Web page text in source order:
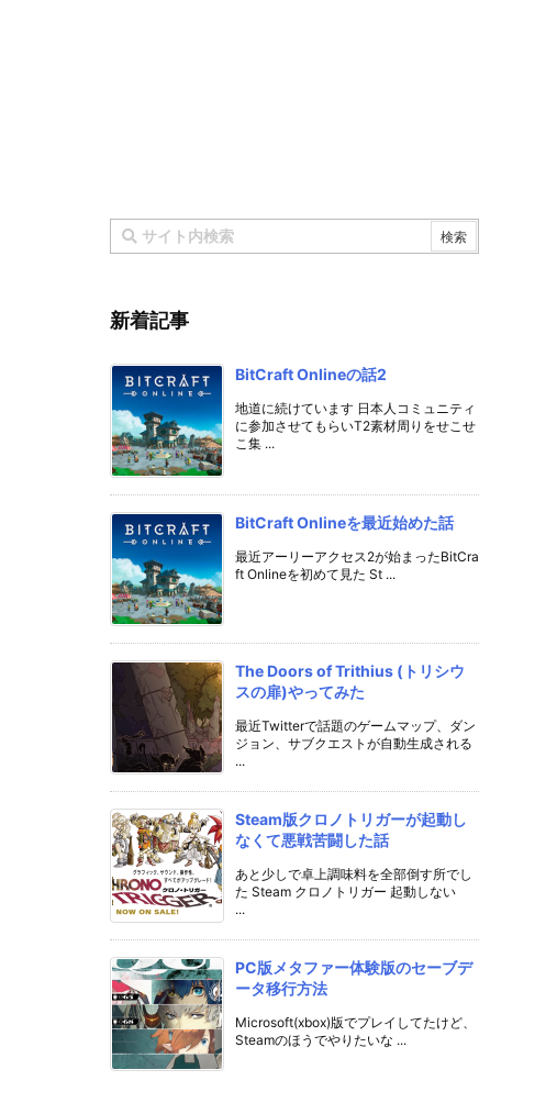
新着記事
BitCraft Onlineの話2
地道に続けています 日本人コミュニティ
に参加させてもらいT2素材周りをせこせ
こ集 ...
BitCraft Onlineを最近始めた話
最近アーリーアクセス2が始まったBitCra
ft Onlineを初めて見た St ...
The Doors of Trithius (トリシウ
スの扉)やってみた
最近Twitterで話題のゲームマップ、ダン
ジョン、サブクエストが自動生成される
...
Steam版クロノトリガーが起動し
なくて悪戦苦闘した話
あと少しで卓上調味料を全部倒す所でし
た Steam クロノトリガー 起動しない
...
PC版メタファー体験版のセーブデ
ータ移行方法
Microsoft(xbox)版でプレイしてたけど、
Steamのほうでやりたいな ...